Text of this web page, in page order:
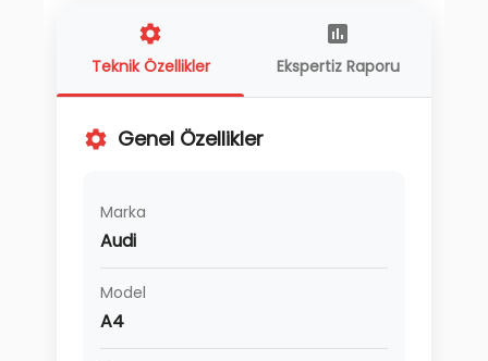
Teknik Özellikler Ekspertiz Raporu
Genel Özellikler
Marka
Audi
Model
A4